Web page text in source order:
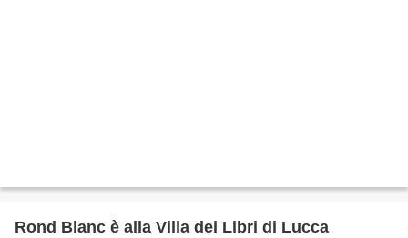
Rond Blanc è alla Villa dei Libri di Lucca